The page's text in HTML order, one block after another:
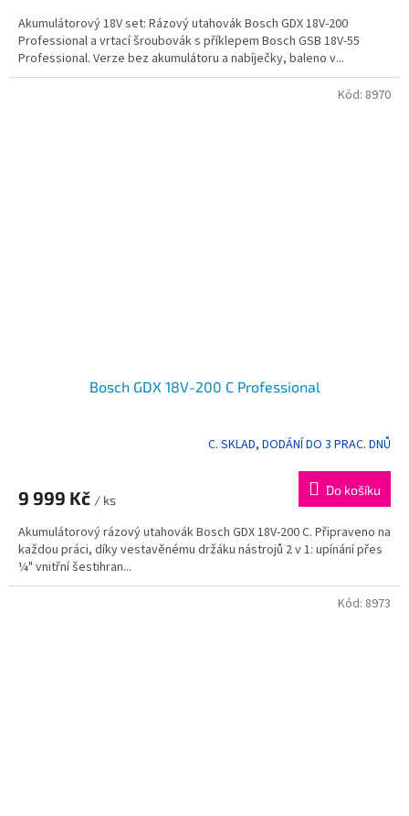
Akumulátorový 18V set: Rázový utahovák Bosch GDX 18V-200
Professional a vrtací šroubovák s příklepem Bosch GSB 18V-55
Professional. Verze bez akumulátoru a nabíječky, baleno v...
Bosch GDX 18V-200 C Professional
C. SKLAD, DODÁNÍ DO 3 PRAC. DNŮ
9 999 Kč / ks
Do košíku
Akumulátorový rázový utahovák Bosch GDX 18V-200 C. Připraveno na
každou práci, díky vestavěnému držáku nástrojů 2 v 1: upínání přes
¼" vnitřní šestihran...
Kód: 8970
Kód: 8973